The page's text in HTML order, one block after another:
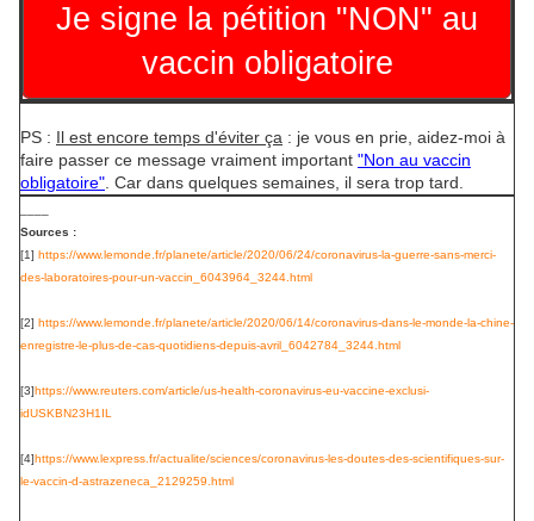
Je signe la pétition "NON" au
vaccin obligatoire
PS : Il est encore temps d'éviter ça : je vous en prie, aidez-moi à
faire passer ce message vraiment important "Non au vaccin
obligatoire". Car dans quelques semaines, il sera trop tard.
Sources :
[1] https://www.lemonde.fr/planete/article/2020/06/24/coronavirus-la-guerre-sans-merci-
des-laboratoires-pour-un-vaccin_6043964_3244.html
[2] https://www.lemonde.fr/planete/article/2020/06/14/coronavirus-dans-le-monde-la-chine-
enregistre-le-plus-de-cas-quotidiens-depuis-avril_ 6042784_3244.html
[3]https://www.reuters.com/article/us-health-coronavirus-eu-vaccine-exclusi-
idUSKBN23H1IL
[4]https://www.lexpress.fr/actualite/sciences/coronavirus-les-doutes-des-scientifiques-sur-
le-vaccin-d-astrazeneca_2129259.html